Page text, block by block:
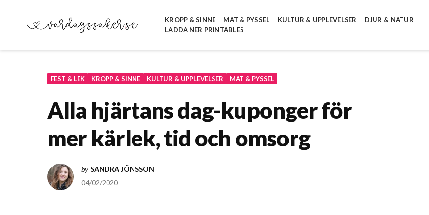
VARDAGSSAKER.SE
KROPP & SINNE MAT & PYSSEL KULTUR & UPPLEVELSER
DJUR & NATUR
LADDA NER PRINTABLES
FEST & LEK KROPP & SINNE KULTUR & UPPLEVELSER MAT & PYSSEL
Alla hjärtans dag-kuponger för
mer kärlek, tid och omsorg
by SANDRA JÖNSSON
04/02/2020